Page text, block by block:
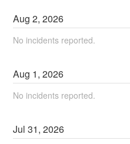
Aug2,2026
No incidents reported.
Aug 1,2026
No incidents reported.
Jul31,2026